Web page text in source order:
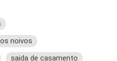
noivos
saida de casamento